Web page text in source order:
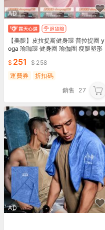
AD
【美腿】皮拉提斯健身環 普拉提圈 y
oga 瑜珈環 健身圈 瑜伽圈 瘦腿塑形
圈251
258
運費券
折扣碼
銷售
27
AD